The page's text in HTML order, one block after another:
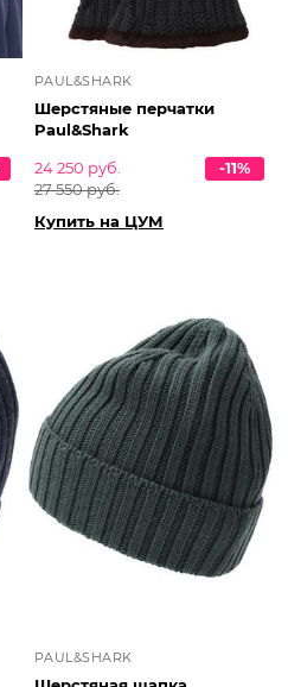
PAUL&SHARK
Шерстяные перчатки
Paul&Shark
24 250 руб.
27 550 руб.
-11%
Купить на ЦУМ
PAUL&SHARK